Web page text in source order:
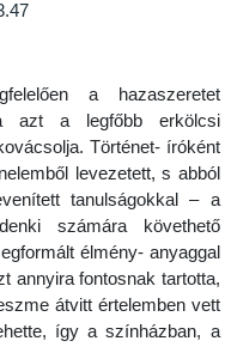
a hazaszeretet
azt a legfőbb erkölcsi
Történet‑ íróként
levezetett, s abból
tanulságokkal – a
számára követhető
élmény‑ anyaggal
annyira fontosnak tartotta,
átvitt értelemben vett
így a színházban, a